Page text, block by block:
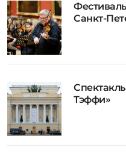
Санкт-
Тэффи»